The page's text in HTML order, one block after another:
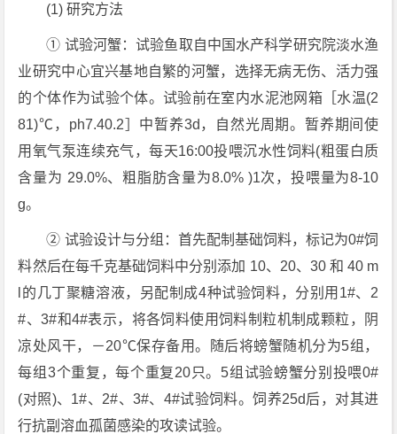
(1) 研究方法
① 试验河蟹：试验鱼取自中国水产科学研究院淡水渔
业研究中心宜兴基地自繁的河蟹，选择无病无伤、活力强
的个体作为试验个体。试验前在室内水泥池网箱［水温(2
81)℃，ph7.40.2］中暂养3d，自然光周期。暂养期间使
用氧气泵连续充气，每天16:00投喂沉水性饲料(粗蛋白质
含量为 29.0%、粗脂肪含量为8.0% )1次，投喂量为8-10
g。
② 试验设计与分组：首先配制基础饲料，标记为0#饲
料然后在每千克基础饲料中分别添加 10、20、30 和 40 m
l的几丁聚糖溶液，另配制成4种试验饲料，分别用1#、2
#、3#和4#表示，将各饲料使用饲料制粒机制成颗粒，阴
凉处风干，－20℃保存备用。随后将螃蟹随机分为5组，
每组3个重复，每个重复20只。5组试验螃蟹分别投喂0#
(对照)、1#、2#、3#、4#试验饲料。饲养25d后，对其进
行抗副溶血孤菌感染的攻读试验。